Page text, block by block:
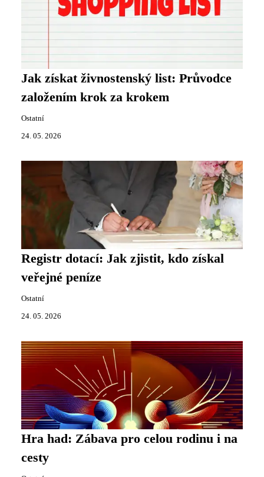
Jak získat živnostenský list: Průvodce
založením krok za krokem
Ostatní
24. 05. 2026
Registr dotací: Jak zjistit, kdo získal
veřejné peníze
Ostatní
24. 05. 2026
Hra had: Zábava pro celou rodinu i na
cesty